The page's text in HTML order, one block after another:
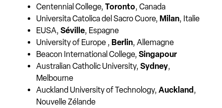
Centennial College, Toronto, Canada
Universita Catolica del Sacro Cuore, Milan, Italie
EUSA, Séville, Espagne
University of Europe , Berlin, Allemagne
Beacon International College, Singapour
Australian Catholic University, Sydney,
Melbourne
Auckland University of Technology, Auckland ,
Nouvelle Zélande